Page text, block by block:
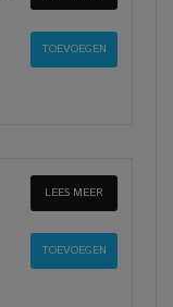
LEES MEER